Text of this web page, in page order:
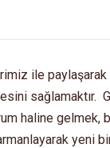
ile
haline gelmek,
yeni